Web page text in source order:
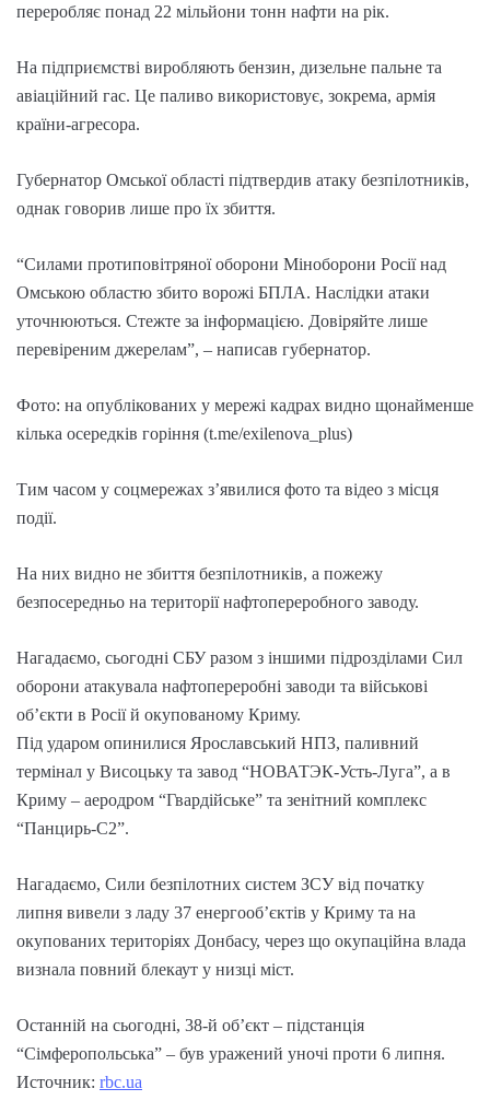
переробляє понад 22 мільйони тонн нафти на рік.
На підприємстві виробляють бензин, дизельне пальне та
авіаційний гас. Це паливо використовує, зокрема, армія
країни-агресора.
Губернатор Омської області підтвердив атаку безпілотників,
однак говорив лише про їх збиття.
“Силами протиповітряної оборони Міноборони Росії над
Омською областю збито ворожі БПЛА. Наслідки атаки
уточнюються. Стежте за інформацією. Довіряйте лише
перевіреним джерелам”, – написав губернатор.
Фото: на опублікованих у мережі кадрах видно щонайменше
кілька осередків горіння (t.me/exilenova_plus)
Тим часом у соцмережах з’явилися фото та відео з місця
події.
На них видно не збиття безпілотників, а пожежу
безпосередньо на території нафтопереробного заводу.
Нагадаємо, сьогодні СБУ разом з іншими підрозділами Сил
оборони атакувала нафтопереробні заводи та військові
об’єкти в Росії й окупованому Криму.
Під ударом опинилися Ярославський НПЗ, паливний
термінал у Висоцьку та завод “НОВАТЭК-Усть-Луга”, а в
Криму – аеродром “Гвардійське” та зенітний комплекс
“Панцирь-С2”.
Нагадаємо, Сили безпілотних систем ЗСУ від початку
липня вивели з ладу 37 енергооб’єктів у Криму та на
окупованих територіях Донбасу, через що окупаційна влада
визнала повний блекаут у низці міст.
Останній на сьогодні, 38-й об’єкт – підстанція
“Сімферопольська” – був уражений уночі проти 6 липня.
Источник: rbc.ua